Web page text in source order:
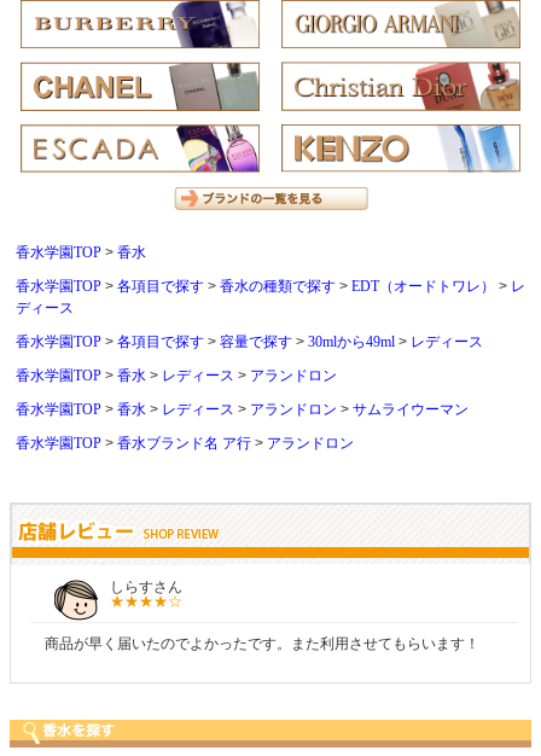
香水学園TOP
香水
香水学園TOP
各項目で探す 香水の種類で探す EDT（オードトワレ）
レ
ディース
香水学園TOP
各項目で探す 容量で探す 30mlから49ml
レディース
香水学園TOP
香水 レディース
アランドロン
香水学園TOP
香水 レディース アランドロン
サムライウーマン
香水学園TOP
香水ブランド名 ア行 アランドロン
しらすさん
商品が早く届いたのでよかったです。また利用させてもらいます！